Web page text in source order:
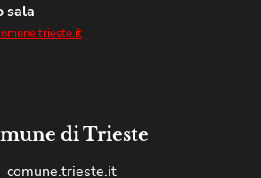
sala
di Trieste
comune.trieste.it